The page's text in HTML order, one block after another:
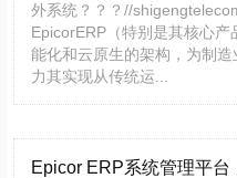
外系统？？？//
EpicorERP（特别是其核心
能化和云原生的架构，为制
力其实现从传统运...
Epicor ERP系统管理平